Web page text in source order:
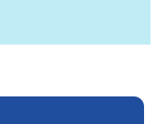
学校図書館支援サー